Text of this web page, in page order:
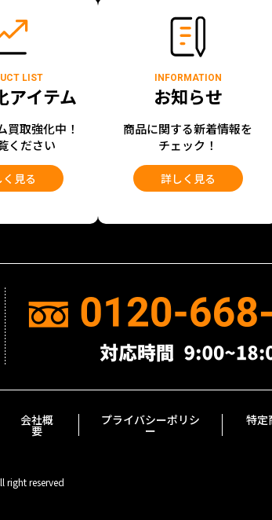
LIST
アイテム
買取強化中！
ください
見る
INFORMATION
お知らせ
商品に関する新着情報を
チェック！
詳しく見る
会社概
要
プライバシーポリシ
ー
特定
right reserved